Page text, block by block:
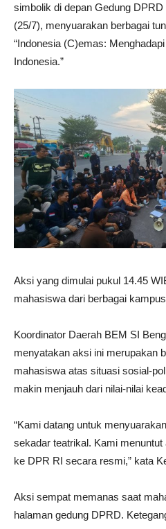
simbolik di depan Gedung
(25/7), menyuarakan berbagai
“Indonesia (C)emas:
Indonesia.”
Aksi yang dimulai pukul 14.45
mahasiswa dari berbagai
Koordinator Daerah BEM SI
menyatakan aksi ini merupakan
mahasiswa atas situasi sosial-
makin menjauh dari nilai-nilai
“Kami datang untuk
sekadar teatrikal. Kami
ke DPR RI secara resmi,” kata
Aksi sempat memanas saat
halaman gedung DPRD.